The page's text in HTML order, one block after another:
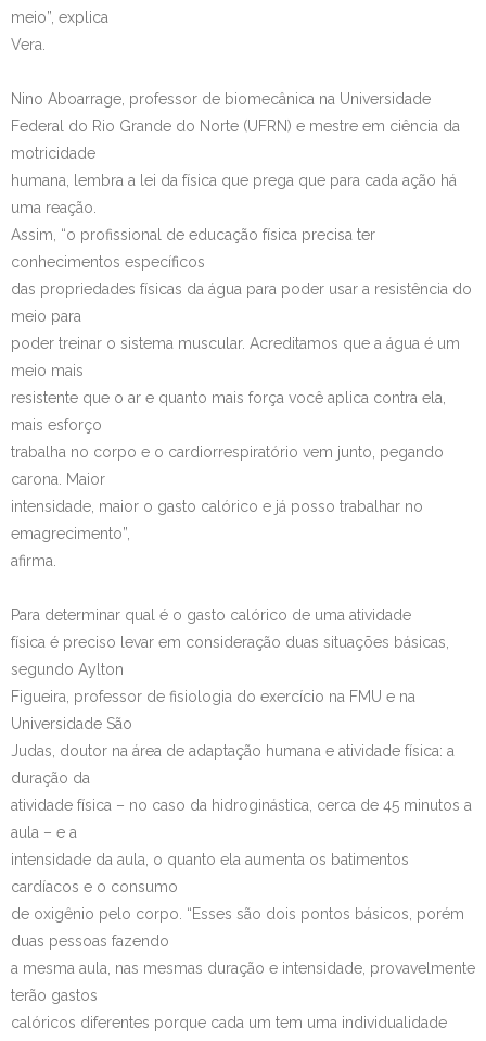
meio”, explica
Vera.
Nino Aboarrage, professor de biomecânica na Universidade
Federal do Rio Grande do Norte (UFRN) e mestre em ciência da
motricidade
humana, lembra a lei da física que prega que para cada ação há
uma reação.
Assim, “o profissional de educação física precisa ter
conhecimentos específicos
das propriedades físicas da água para poder usar a resistência do
meio para
poder treinar o sistema muscular. Acreditamos que a água é um
meio mais
resistente que o ar e quanto mais força você aplica contra ela,
mais esforço
trabalha no corpo e o cardiorrespiratório vem junto, pegando
carona. Maior
intensidade, maior o gasto calórico e já posso trabalhar no
emagrecimento”,
afirma.
Para determinar qual é o gasto calórico de uma atividade
física é preciso levar em consideração duas situações básicas,
segundo Aylton
Figueira, professor de fisiologia do exercício na FMU e na
Universidade São
Judas, doutor na área de adaptação humana e atividade física: a
duração da
atividade física – no caso da hidroginástica, cerca de 45 minutos a
aula – e a
intensidade da aula, o quanto ela aumenta os batimentos
cardíacos e o consumo
de oxigênio pelo corpo. “Esses são dois pontos básicos, porém
duas pessoas fazendo
a mesma aula, nas mesmas duração e intensidade, provavelmente
terão gastos
calóricos diferentes porque cada um tem uma individualidade